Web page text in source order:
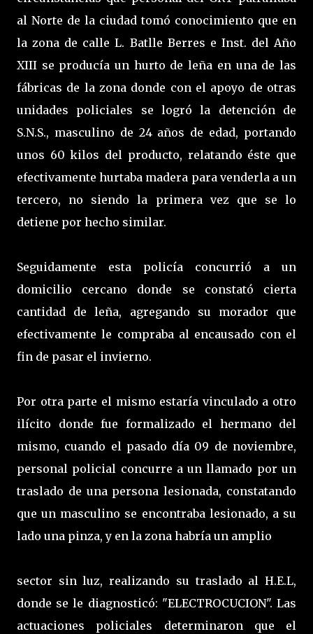
al Norte de la ciudad tomó conocimiento que en
la zona de calle L. Batlle Berres e Inst. del Año
XIII se producía un hurto de leña en una de las
fábricas de la zona donde con el apoyo de otras
unidades policiales se logró la detención de
S.N.S., masculino de 24 años de edad, portando
unos 60 kilos del producto, relatando éste que
efectivamente hurtaba madera para venderla a un
tercero, no siendo la primera vez que se lo
detiene por hecho similar.
Seguidamente esta policía concurrió a un
domicilio cercano donde se constató cierta
cantidad de leña, agregando su morador que
efectivamente le compraba al encausado con el
fin de pasar el invierno.
Por otra parte el mismo estaría vinculado a otro
ilícito donde fue formalizado el hermano del
mismo, cuando el pasado día 09 de noviembre,
personal policial concurre a un llamado por un
traslado de una persona lesionada, constatando
que un masculino se encontraba lesionado, a su
lado una pinza, y en la zona habría un amplio
sector sin luz, realizando su traslado al H.E.L,
donde se le diagnosticó: "ELECTROCUCION". Las
actuaciones policiales determinaron que el